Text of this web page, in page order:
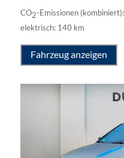
CO2-Emissionen (kombiniert):
elektrisch: 140 km
Fahrzeug anzeigen